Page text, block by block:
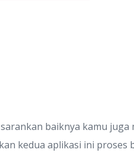
baiknya kamu
kedua aplikasi ini proses